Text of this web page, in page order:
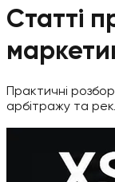
Статті
Практичні
арбітражу та